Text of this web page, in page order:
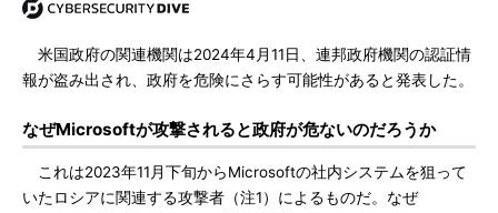
米国政府の関連機関は2024年4月11日、連邦政府機関の認証情
報が盗み出され、政府を危険にさらす可能性があると発表した。
なぜMicrosoftが攻撃されると政府が危ないのだろうか
これは2023年11月下旬からMicrosoftの社内システムを狙って
いたロシアに関連する攻撃者（注1）によるものだ。なぜ